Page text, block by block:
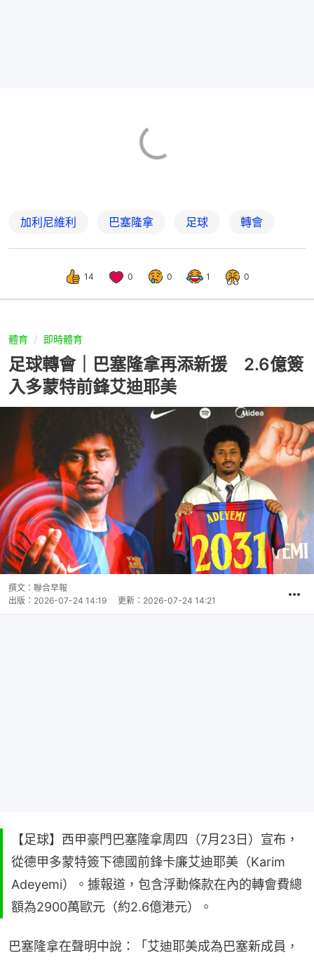
加利尼維利 巴塞隆拿 足球 轉會
14 0 0 1 0
體育 即時體育
足球轉會｜巴塞隆拿再添新援 2.6億簽
入多蒙特前鋒艾迪耶美
撰文： 聯合早報
出版： 2026-07-24 14:19 更新： 2026-07-24 14:21
【足球】西甲豪門巴塞隆拿周四（7月23日）宣布，
從德甲多蒙特簽下德國前鋒卡廉艾迪耶美（Karim
Adeyemi）。據報道，包含浮動條款在內的轉會費總
額為2900萬歐元（約2.6億港元）。
巴塞隆拿在聲明中說：「艾迪耶美成為巴塞新成員，